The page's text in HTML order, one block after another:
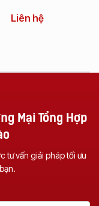
Liên hệ
Mại Tổng Hợp
tư vấn giải pháp tối ưu